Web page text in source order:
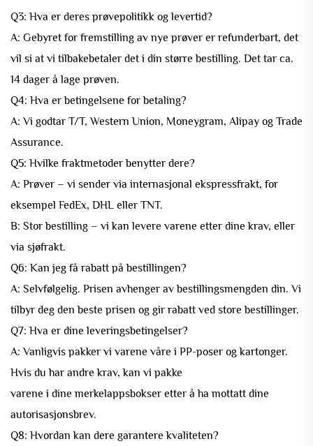
Q3: Hva er deres prøvepolitikk og levertid?
A: Gebyret for fremstilling av nye prøver er refunderbart, det
vil si at vi tilbakebetaler det i din større bestilling. Det tar ca.
14 dager å lage prøven.
Q4: Hva er betingelsene for betaling?
A: Vi godtar T/T, Western Union, Moneygram, Alipay og Trade
Assurance.
Q5: Hvilke fraktmetoder benytter dere?
A: Prøver – vi sender via internasjonal ekspressfrakt, for
eksempel FedEx, DHL eller TNT.
B: Stor bestilling – vi kan levere varene etter dine krav, eller
via sjøfrakt.
Q6: Kan jeg få rabatt på bestillingen?
A: Selvfølgelig. Prisen avhenger av bestillingsmengden din. Vi
tilbyr deg den beste prisen og gir rabatt ved store bestillinger.
Q7: Hva er dine leveringsbetingelser?
A: Vanligvis pakker vi varene våre i PP-poser og kartonger.
Hvis du har andre krav, kan vi pakke
varene i dine merkelappsbokser etter å ha mottatt dine
autorisasjonsbrev.
Q8: Hvordan kan dere garantere kvaliteten?